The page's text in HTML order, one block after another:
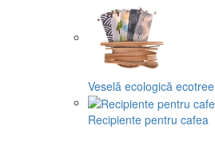
Veselă ecologică ecotree
Recipiente pentru cafea